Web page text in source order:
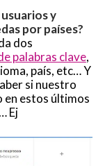
y
por países?
dos
palabras clave,
país, etc… Y
si nuestro
en estos últimos
Ej